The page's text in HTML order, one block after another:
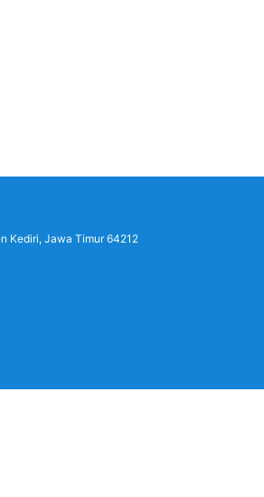
Kediri, Jawa Timur 64212